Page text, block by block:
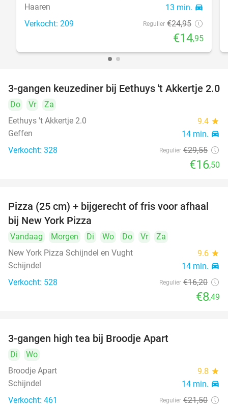
Haaren 13 min. directions_car
Verkocht: 209 Regulier €24,95
€14,95
44%
3-gangen keuzediner bij Eethuys 't Akkertje 2.0
Do Vr
Za
Eethuys 't Akkertje 2.0
9.4 star
Geffen 14 min. directions_car
Verkocht: 328 Regulier €29,55
€16,50
48%
Pizza (25 cm) + bijgerecht of fris voor afhaal
bij New York Pizza
Vandaag Morgen Di Wo Do Vr
Za
New York Pizza Schijndel en Vught
9.6 star
Schijndel 14 min. directions_car
Verkocht: 528 Regulier €16,20
€8,49
3-gangen high tea bij Broodje Apart
Di
Wo
Broodje Apart
9.8 star
Schijndel 14 min. directions_car
Verkocht: 461 Regulier €21,50